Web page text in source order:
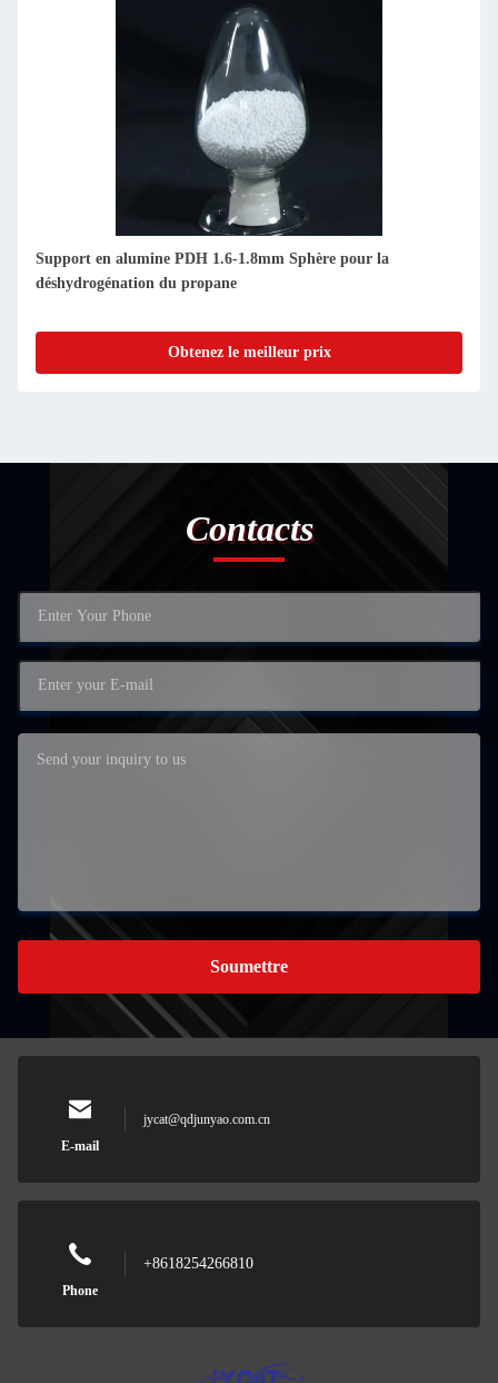
Support en alumine PDH 1.6-1.8mm Sphère pour la
déshydrogénation du propane
Obtenez le meilleur prix
Contacts
Soumettre
E-mail
jycat@qdjunyao.com.cn
Phone
+8618254266810